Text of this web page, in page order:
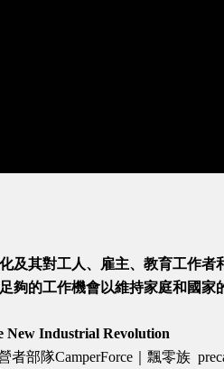
及其對工人、雇主、教育工作者
夠的工作機會以維持家庭和國家
New Industrial Revolution
者部隊CamperForce｜飄零族